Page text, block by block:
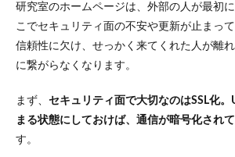
研究室のホームページは、外部の人が最初
こでセキュリティ面の不安や更新が止まっ
信頼性に欠け、せっかく来てくれた人が離
に繋がらなくなります。
まず、 セキュリティ面で大切なのはSSL化
まる状態にしておけば、通信が暗号化され
す。